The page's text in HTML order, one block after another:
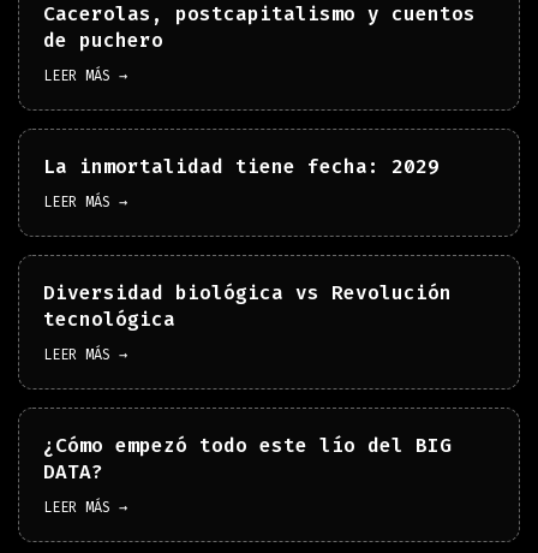
Cacerolas, postcapitalismo y cuentos
de puchero
LEER MÁS →
La inmortalidad tiene fecha: 2029
LEER MÁS →
Diversidad biológica vs Revolución
tecnológica
LEER MÁS →
¿Cómo empezó todo este lío del BIG
DATA?
LEER MÁS →